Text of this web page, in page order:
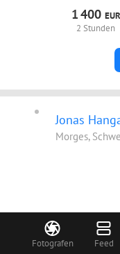
Fotografen Feed
1400 EUR
2 Stunden
Jonas
Morges,